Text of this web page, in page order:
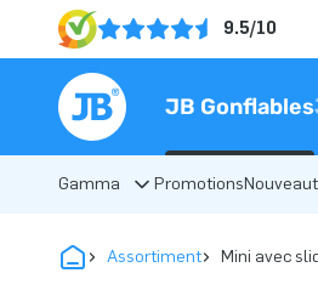
9.5/10
JB Gonflables
Gamma Promotions
Assortiment Mini avec